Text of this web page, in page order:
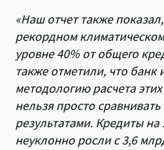
«Наш отчет также
рекордном
уровне 40% от общего
также отметили, что банк
методологию расчета
нельзя просто
результатами. Кредиты
неуклонно росли с 3,6